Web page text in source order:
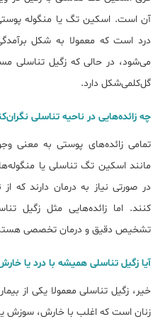
آن است. اسکین تگ یا منگوله
درد است که معمولا به شکل
می‌شود، در حالی که زگیل تناسلی
گل‌کلمی‌شکل دارد.
چه زائده‌هایی در ناحیه تناسلی
تمامی زائده‌های پوستی به معنی
مانند اسکین تگ تناسلی یا
در صورتی نیاز به درمان دارند که از
کنند. اما زائده‌هایی مثل زگیل
تشخیص دقیق و درمان تخصصی
آیا زگیل تناسلی همیشه با درد یا
خیر، زگیل تناسلی معمولا یکی از
زنان است که اغلب با خارش، سوزش